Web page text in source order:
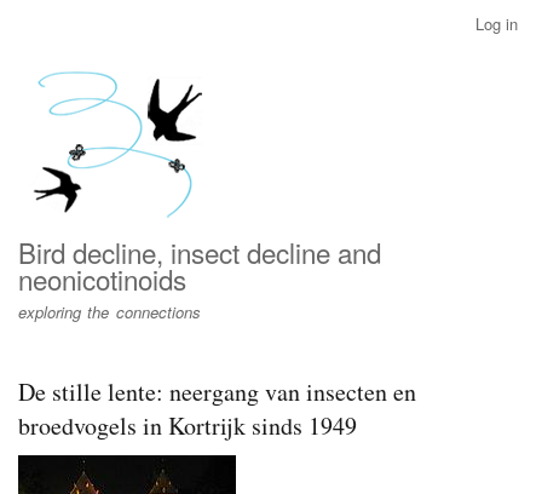
menu
Log in
Bird decline, insect decline and
neonicotinoids
exploring the connections
De stille lente: neergang van insecten en
broedvogels in Kortrijk sinds 1949